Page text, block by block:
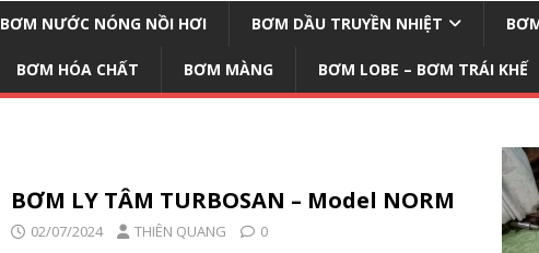
BƠM NƯỚC NÓNG NỒI HƠI BƠM DẦU TRUYỀN NHIỆT
BƠM HÓA CHẤT BƠM MÀNG BƠM LOBE – BƠM TRÁI KHẾ
BƠM LY TÂM TURBOSAN – Model NORM
02/07/2024 THIÊN QUANG 0